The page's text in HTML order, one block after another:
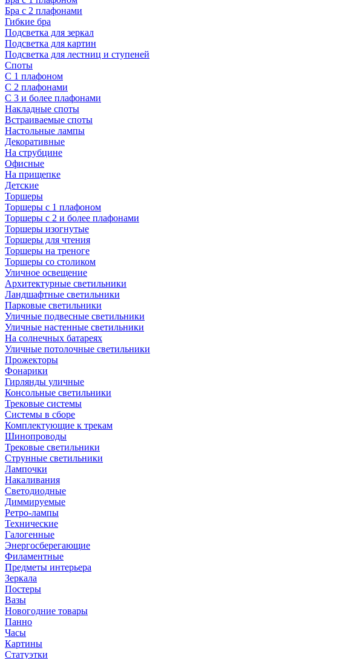
Бра с 2 плафонами
Гибкие бра
Подсветка для зеркал
Подсветка для картин
Подсветка для лестниц и ступеней
Споты
С 1 плафоном
С 2 плафонами
С 3 и более плафонами
Накладные споты
Встраиваемые споты
Настольные лампы
Декоративные
На струбцине
Офисные
На прищепке
Детские
Торшеры
Торшеры с 1 плафоном
Торшеры с 2 и более плафонами
Торшеры изогнутые
Торшеры для чтения
Торшеры на треноге
Торшеры со столиком
Уличное освещение
Архитектурные светильники
Ландшафтные светильники
Парковые светильники
Уличные подвесные светильники
Уличные настенные светильники
На солнечных батареях
Уличные потолочные светильники
Прожекторы
Фонарики
Гирлянды уличные
Консольные светильники
Трековые системы
Системы в сборе
Комплектующие к трекам
Шинопроводы
Трековые светильники
Струнные светильники
Лампочки
Накаливания
Светодиодные
Диммируемые
Ретро-лампы
Технические
Галогенные
Энергосберегающие
Филаментные
Предметы интерьера
Зеркала
Постеры
Вазы
Новогодние товары
Панно
Часы
Картины
Статуэтки